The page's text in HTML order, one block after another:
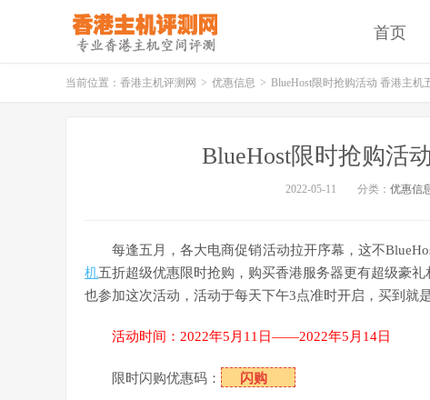
首页
当前位置： 香港主机评测网 > 优惠信息 > BlueHost限时抢购活动 香港主机
BlueHost限时抢购活
2022-05-11 分类： 优惠信
每逢五月 ，各大电商促销活动拉开序幕，这不
机五折超级优惠限时抢购，购买香港服务器更有超级豪礼
也参加这次活动，活动于每天下午3点准时开启，买到就
活动时间：2022年5月11日——2022年5月14日
限时闪购优惠码： 闪购